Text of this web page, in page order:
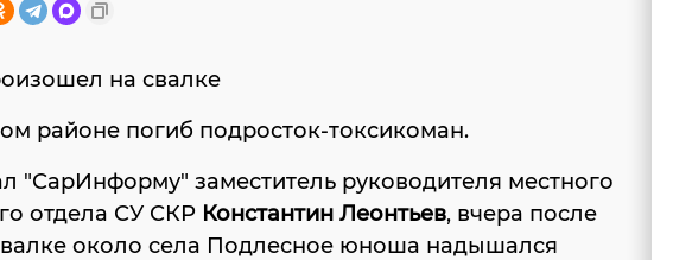
на свалке
районе погиб подросток-токсикоман.
"СарИнформу" заместитель руководителя местного
отдела СУ СКР Константин Леонтьев, вчера после
около села Подлесное юноша надышался